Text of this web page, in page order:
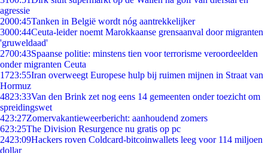
agressie
2000:45Tanken in België wordt nóg aantrekkelijker
3000:44Ceuta-leider noemt Marokkaanse grensaanval door migranten
'gruweldaad'
2700:43Spaanse politie: minstens tien voor terrorisme veroordeelden
onder migranten Ceuta
1723:55Iran overweegt Europese hulp bij ruimen mijnen in Straat van
Hormuz
4823:33Van den Brink zet nog eens 14 gemeenten onder toezicht om
spreidingswet
423:27Zomervakantieweerbericht: aanhoudend zomers
623:25The Division Resurgence nu gratis op pc
2423:09Hackers roven Coldcard-bitcoinwallets leeg voor 114 miljoen
dollar